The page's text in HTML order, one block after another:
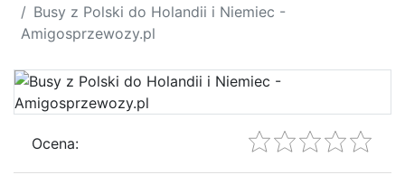
Busy z Polski do Holandii i Niemiec -
Amigosprzewozy.pl
Ocena: